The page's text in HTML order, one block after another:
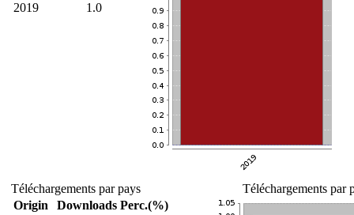
2019
1.0
Téléchargements par pays
Origin
Downloads Perc.(%)
Téléchargements par